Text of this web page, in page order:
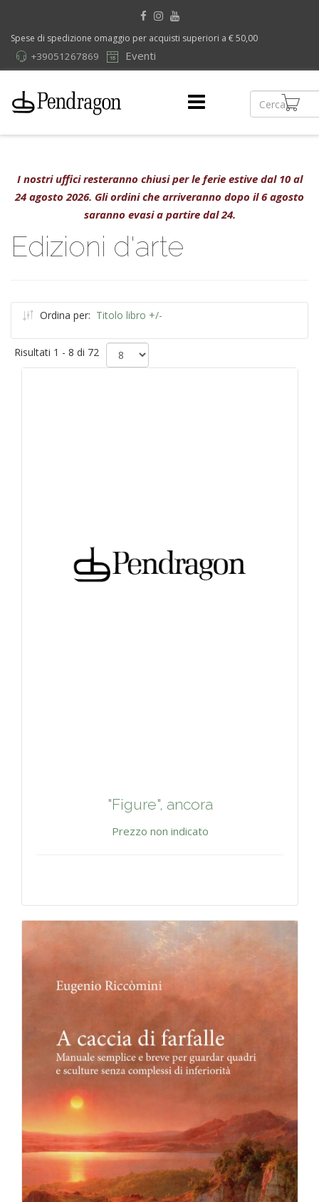
Spese di spedizione omaggio per acquisti superiori a € 50,00
Eventi
+39051267869
I nostri uffici resteranno chiusi per le ferie estive dal 10 al
24 agosto 2026. Gli ordini che arriveranno dopo il 6 agosto
saranno evasi a partire dal 24.
Edizioni d'arte
Ordina per: Titolo libro +/-
Risultati 1 - 8 di 72
"Figure", ancora
Prezzo non indicato